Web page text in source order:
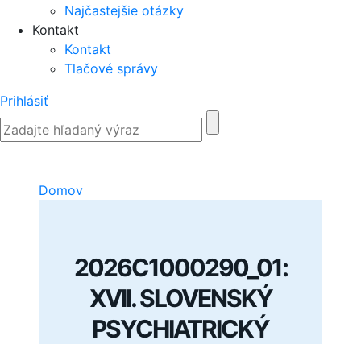
Najčastejšie otázky
Kontakt
Kontakt
Tlačové správy
Prihlásiť
Domov
2026C1000290_01:
XVII. SLOVENSKÝ
PSYCHIATRICKÝ